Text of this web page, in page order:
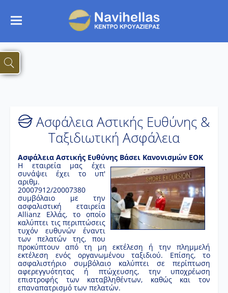
Ασφάλεια Αστικής Ευθύνης &
Ταξιδιωτική Ασφάλεια
Aσφάλεια Αστικής Ευθύνης Βάσει Κανονισμών ΕΟΚ
Η εταιρεία μας έχει
συνάψει έχει το υπ'
αριθμ.
20007912/20007380
συμβόλαιο με την
ασφαλιστική εταιρεία
Allianz Ελλάς, το οποίο
καλύπτει τις περιπτώσεις
τυχόν ευθυνών έναντι
των πελατών της, που
προκύπτουν από τη μη εκτέλεση ή την πλημμελή
εκτέλεση ενός οργανωμένου ταξιδιού. Επίσης, το
ασφαλιστήριο συμβόλαιο καλύπτει σε περίπτωση
αφερεγγυότητας ή πτώχευσης, την υποχρέωση
επιστροφής των καταβληθέντων, καθώς και τον
επαναπατρισμό των πελατών.